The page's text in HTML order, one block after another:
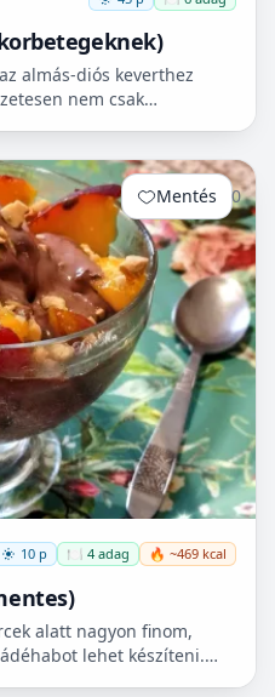
almás-diós keverthez
nem csak
Mentés 0
10 p 🍽️ 4 adag 🔥 ~469 kcal
alatt nagyon finom,
lehet készíteni.